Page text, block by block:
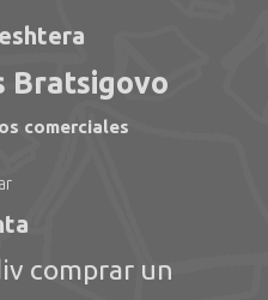
Bratsigovo
comerciales
comprar un